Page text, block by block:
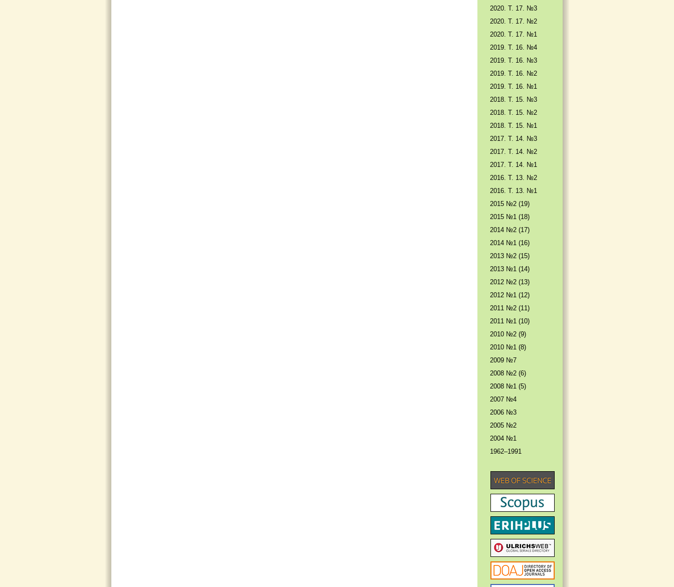
2020. Т. 17. №3
2020. Т. 17. №2
2020. Т. 17. №1
2019. Т. 16. №4
2019. Т. 16. №3
2019. Т. 16. №2
2019. Т. 16. №1
2018. Т. 15. №3
2018. Т. 15. №2
2018. Т. 15. №1
2017. T. 14. №3
2017. T. 14. №2
2017. T. 14. №1
2016. T. 13. №2
2016. T. 13. №1
2015 №2 (19)
2015 №1 (18)
2014 №2 (17)
2014 №1 (16)
2013 №2 (15)
2013 №1 (14)
2012 №2 (13)
2012 №1 (12)
2011 №2 (11)
2011 №1 (10)
2010 №2 (9)
2010 №1 (8)
2009 №7
2008 №2 (6)
2008 №1 (5)
2007 №4
2006 №3
2005 №2
2004 №1
1962–1991